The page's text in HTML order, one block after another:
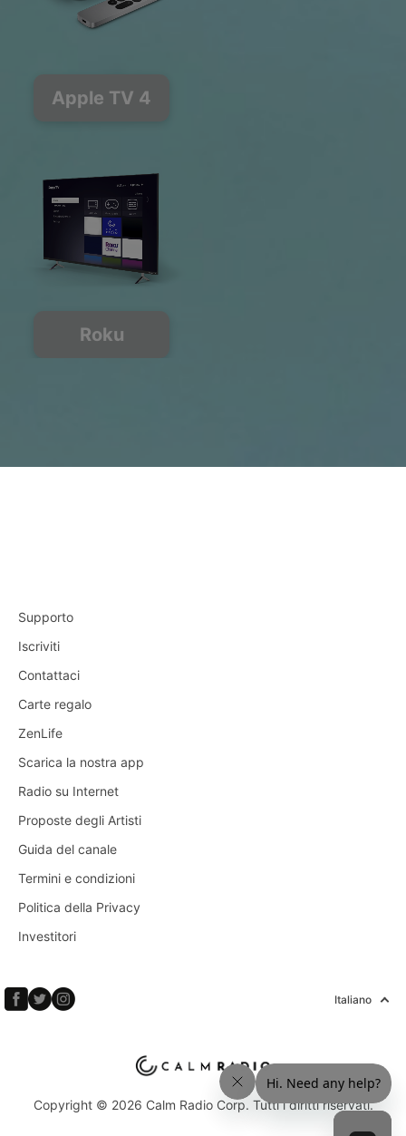
Apple TV 4
Roku
Supporto
Iscriviti
Contattaci
Carte regalo
ZenLife
Scarica la nostra app
Radio su Internet
Proposte degli Artisti
Guida del canale
Termini e condizioni
Politica della Privacy
Investitori
Italiano
Copyright © 2026 Calm Radio Corp. Tutti i diritti riservati.